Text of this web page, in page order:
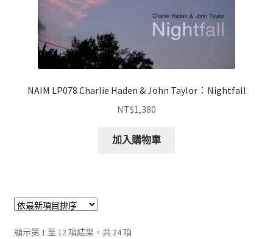
NAIM LP078 Charlie Haden & John Taylor：Nightfall
NT$1,380
加入購物車
顯示第 1 至 12 項結果，共 24 項依